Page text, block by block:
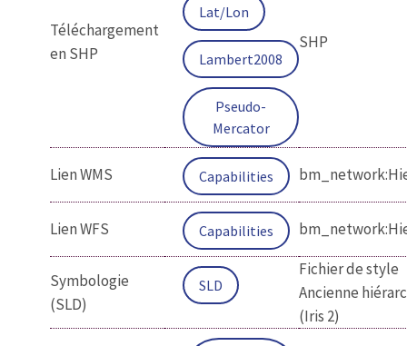
Téléchargement
en SHP
Lat/Lon
Lambert2008
Pseudo-
Mercator
SHP
Lien WMS Capabilities
Lien WFS Capabilities
Symbologie
(SLD)
SLD
Fichier de style
Ancienne
(Iris 2)